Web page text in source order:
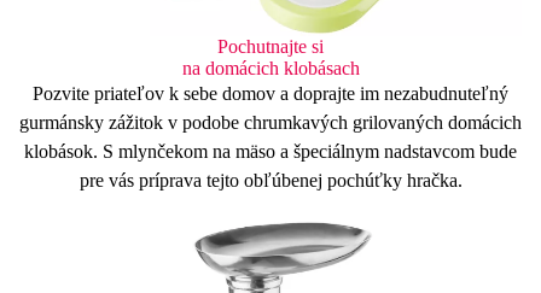
Pochutnajte si
na domácich klobásach
Pozvite priateľov k sebe domov a doprajte im nezabudnuteľný
gurmánsky zážitok v podobe chrumkavých grilovaných domácich
klobások. S mlynčekom na mäso a špeciálnym nadstavcom bude
pre vás príprava tejto obľúbenej pochúťky hračka.